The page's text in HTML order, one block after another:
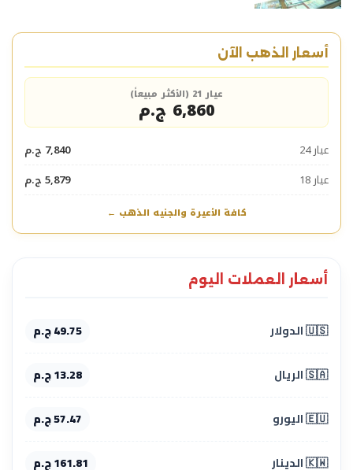
أسعار الذهب الآن
عيار 21 (الأكثر مبيعاً)
6,860 ج.م
عيار 24
7,840 ج.م
عيار 18
5,879 ج.م
كافة الأعيرة والجنيه الذهب ←
أسعار العملات اليوم
🇺🇸 الدولار 49.75 ج.م
🇸🇦 الريال 13.28 ج.م
🇪🇺 اليورو 57.47 ج.م
🇰🇼 الدينار 161.81 ج.م